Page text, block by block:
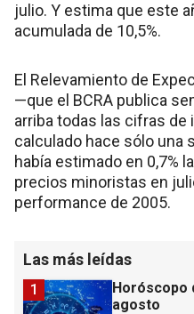
julio. Y estima que este
acumulada de 10,5%.
El Relevamiento de
—que el BCRA publica
arriba todas las cifras de
calculado hace sólo una
había estimado en 0,7%
precios minoristas en
performance de 2005.
Las más leídas
Horóscopo
agosto
1